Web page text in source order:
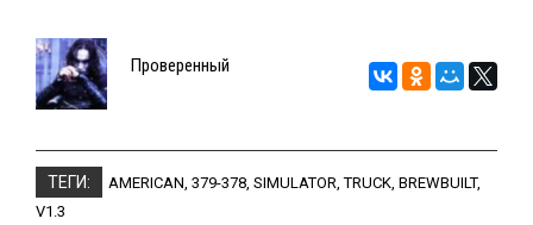
Проверенный
ТЕГИ: AMERICAN, 379-378, SIMULATOR,TRUCK, BREWBUILT,
V1.3